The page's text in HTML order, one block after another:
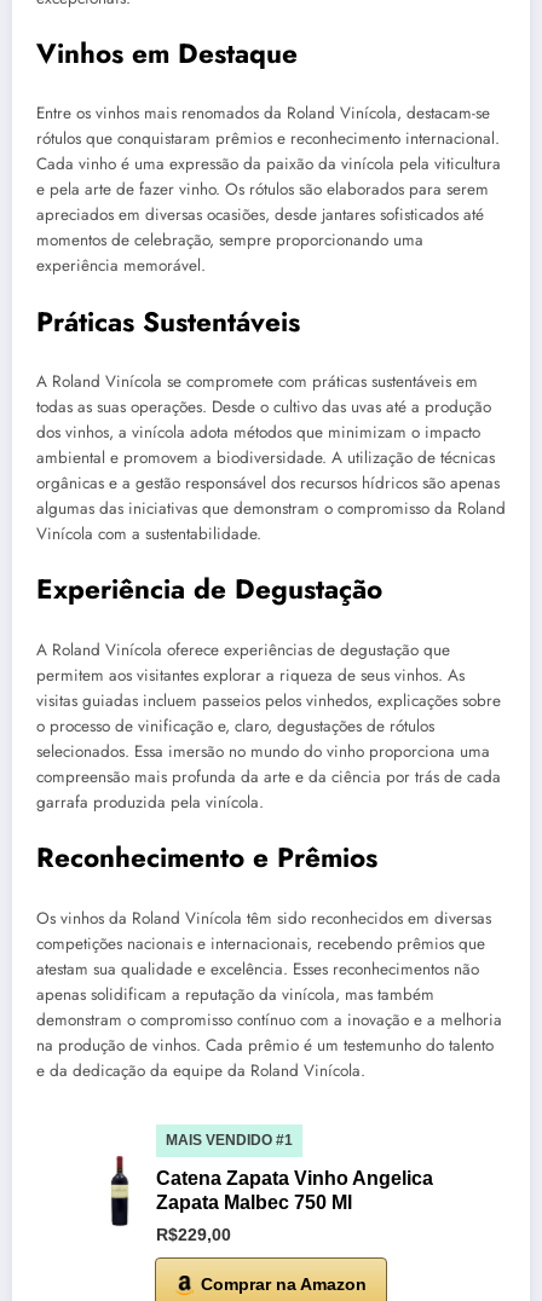
Vinhos em Destaque
Entre os vinhos mais renomados da Roland Vinícola, destacam-se
rótulos que conquistaram prêmios e reconhecimento internacional.
Cada vinho é uma expressão da paixão da vinícola pela viticultura
e pela arte de fazer vinho. Os rótulos são elaborados para serem
apreciados em diversas ocasiões, desde jantares sofisticados até
momentos de celebração, sempre proporcionando uma
experiência memorável.
Práticas Sustentáveis
A Roland Vinícola se compromete com práticas sustentáveis em
todas as suas operações. Desde o cultivo das uvas até a produção
dos vinhos, a vinícola adota métodos que minimizam o impacto
ambiental e promovem a biodiversidade. A utilização de técnicas
orgânicas e a gestão responsável dos recursos hídricos são apenas
algumas das iniciativas que demonstram o compromisso da Roland
Vinícola com a sustentabilidade.
Experiência de Degustação
A Roland Vinícola oferece experiências de degustação que
permitem aos visitantes explorar a riqueza de seus vinhos. As
visitas guiadas incluem passeios pelos vinhedos, explicações sobre
o processo de vinificação e, claro, degustações de rótulos
selecionados. Essa imersão no mundo do vinho proporciona uma
compreensão mais profunda da arte e da ciência por trás de cada
garrafa produzida pela vinícola.
Reconhecimento e Prêmios
Os vinhos da Roland Vinícola têm sido reconhecidos em diversas
competições nacionais e internacionais, recebendo prêmios que
atestam sua qualidade e excelência. Esses reconhecimentos não
apenas solidificam a reputação da vinícola, mas também
demonstram o compromisso contínuo com a inovação e a melhoria
na produção de vinhos. Cada prêmio é um testemunho do talento
e da dedicação da equipe da Roland Vinícola.
MAIS VENDIDO #1
Catena Zapata Vinho Angelica
Zapata Malbec 750 Ml
R$229,00
Comprar na Amazon